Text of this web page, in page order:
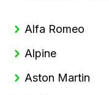
Alfa Romeo
Alpine
Aston Martin